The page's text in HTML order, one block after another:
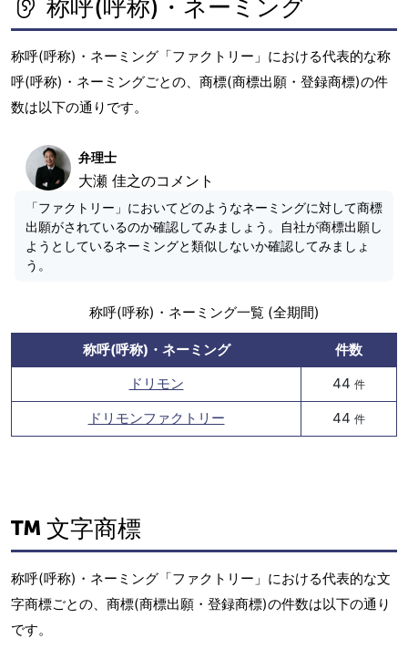
称呼(呼称)・ネーミング
称呼(呼称)・ネーミング「ファクトリー」における代表的な称
呼(呼称)・ネーミングごとの、商標(商標出願・登録商標)の件
数は以下の通りです。
弁理士
大瀬 佳之のコメント
「ファクトリー」においてどのようなネーミングに対して商標
出願がされているのか確認してみましょう。自社が商標出願し
ようとしているネーミングと類似しないか確認してみましょ
う。
称呼(呼称)・ネーミング一覧 (全期間)
称呼(呼称)・ネーミング
件数
ドリモン
44 件
ドリモンファクトリー 44 件
文字商標
称呼(呼称)・ネーミング「ファクトリー」における代表的な文
字商標ごとの、商標(商標出願・登録商標)の件数は以下の通り
です。